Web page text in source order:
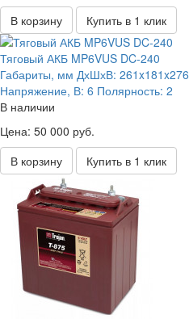
В корзину
Купить в 1 клик
Тяговый АКБ MP6VUS DC-240
Габариты, мм ДхШхВ: 261x181x276
Напряжение, В: 6 Полярность: 2
В наличии
Цена: 50 000 руб.
В корзину
Купить в 1 клик